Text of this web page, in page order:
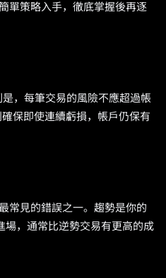
單策略入手，徹底掌握後再逐
，每筆交易的風險不應超過帳
保即使連續虧損，帳戶仍保有
常見的錯誤之一。趨勢是你的
，通常比逆勢交易有更高的成